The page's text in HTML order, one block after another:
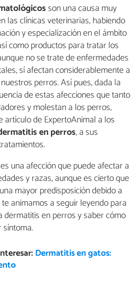
son una causa muy
las clínicas veterinarias, habiendo
y especialización en el ámbito
como productos para tratar los
no se trate de enfermedades
sí afectan considerablemente a
perros. Así pues, dada la
de estas afecciones que tanto
y molestan a los perros,
artículo de ExpertoAnimal a los
en perros, a sus
una afección que puede afectar a
y razas, aunque es cierto que
mayor predisposición debido a
animamos a seguir leyendo para
dermatitis en perros y saber cómo
Dermatitis en gatos: